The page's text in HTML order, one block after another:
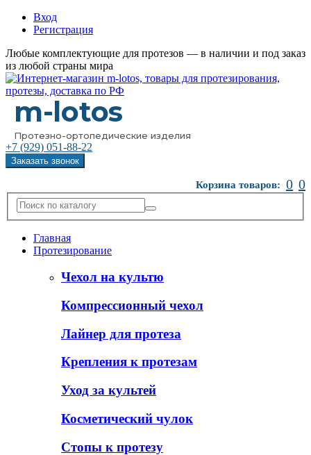
Вход
Регистрация
Любые комплектующие для протезов — в наличии и под заказ
из любой страны мира
m-lotos
Протезно-ортопедические изделия
+7 (929) 051-88-22
Заказать звонок
Корзина товаров: 0 0
Главная
Протезирование
Чехол на культю
Компрессионный чехол
Лайнер для протеза
Крепления к протезам
Уход за культей
Косметический чулок
Стопы к протезу